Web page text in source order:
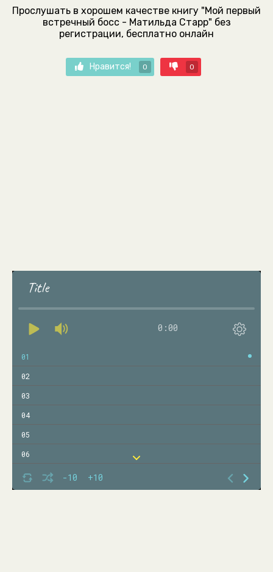
Прослушать в хорошем качестве книгу "Мой первый
встречный босс - Матильда Старр" без
регистрации, бесплатно онлайн
Нравится! 0 0
Title
0:00
-10 +10
01
02
03
04
05
06
07
08